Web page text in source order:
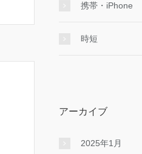
携帯・iPhone
時短
アーカイブ
2025年1月